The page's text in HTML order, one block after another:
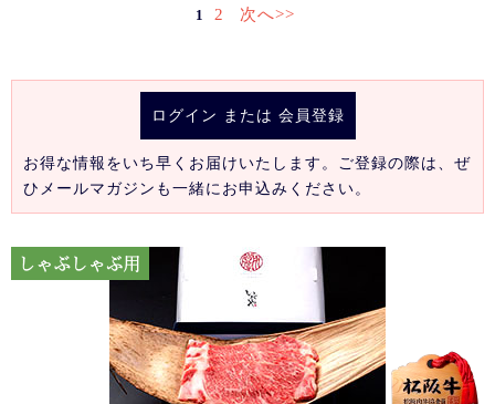
1 2 次へ>>
ログイン または 会員登録
お得な情報をいち早くお届けいたします。ご登録の際は、ぜ
ひメールマガジンも一緒にお申込みください。